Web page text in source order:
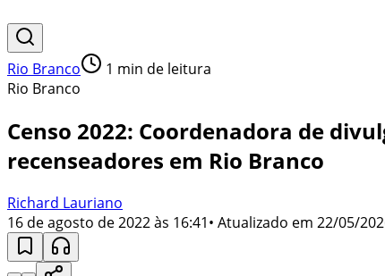
Rio Branco 1 min de leitura
Rio Branco
Censo 2022: Coordenadora de
recenseadores em Rio Branco
Richard Lauriano
16 de agosto de 2022 às 16:41• Atualizado em 22/05/